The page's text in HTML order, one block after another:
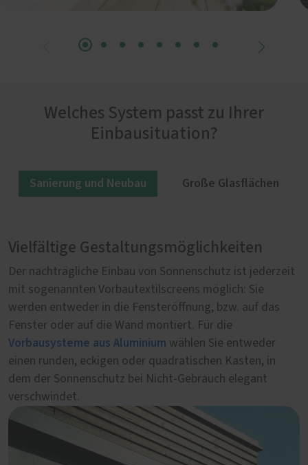
Welches System passt zu Ihrer
Einbausituation?
Sanierung und Neubau Große Glasflächen
Vielfältige Gestaltungsmöglichkeiten
Der nachträgliche Einbau von Sonnenschutz ist jederzeit
mit sogenannten Vorbautextilscreens möglich: Sie
werden entweder in die Fensteröffnung, bzw. auf das
Fenster oder auf die Wand montiert. Für die
Vorbausysteme aus Aluminium wählen Sie entweder
einen runden, eckigen oder quadratischen Kasten, in
dem der Sonnenschutz bei Nicht-Gebrauch elegant
verschwindet.
Sonnenschutz für große Glasflächen
Für Panorama-Verglasungen eignen sich vor allem
sogenannte Zipscreens. Der motorangetriebene Behang,
der auch bei großen Flächen nicht geteilt werden muss,
sorgt für eine ästhetische und zuverlässige Beschattung.